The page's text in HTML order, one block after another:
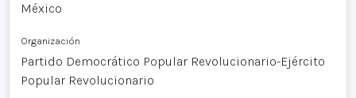
México
Organización
Partido Democrático Popular Revolucionario-Ejército
Popular Revolucionario